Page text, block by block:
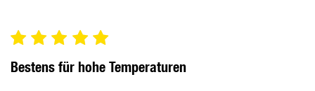
Bestens für hohe Temperaturen